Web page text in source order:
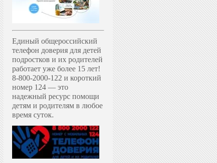
Единый общероссийский
телефон доверия для детей
подростков и их родителей
работает уже более 15 лет!
8-800-2000-122 и короткий
номер 124 — это
надежный ресурс помощи
детям и родителям в любое
время суток.